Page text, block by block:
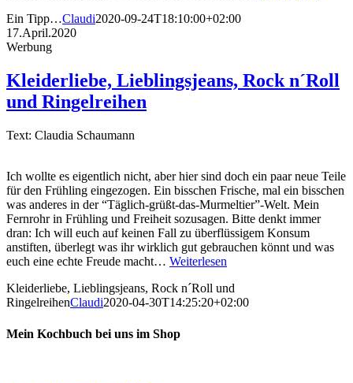
Ein Tipp…Claudi2020-09-24T18:10:00+02:00
17.April.2020
Werbung
Kleiderliebe, Lieblingsjeans, Rock n´Roll
und Ringelreihen
Text: Claudia Schaumann
Ich wollte es eigentlich nicht, aber hier sind doch ein paar neue Teile
für den Frühling eingezogen. Ein bisschen Frische, mal ein bisschen
was anderes in der “Täglich-grüßt-das-Murmeltier”-Welt. Mein
Fernrohr in Frühling und Freiheit sozusagen. Bitte denkt immer
dran: Ich will euch auf keinen Fall zu überflüssigem Konsum
anstiften, überlegt was ihr wirklich gut gebrauchen könnt und was
euch eine echte Freude macht… Weiterlesen
Kleiderliebe, Lieblingsjeans, Rock n´Roll und
RingelreihenClaudi2020-04-30T14:25:20+02:00
Mein Kochbuch bei uns im Shop